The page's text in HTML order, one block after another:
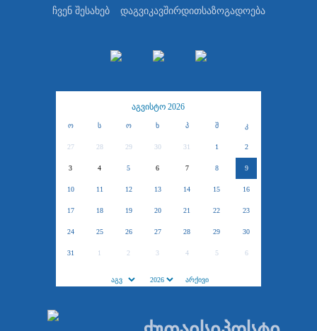
ჩვენ შესახებ დაგვიკავშირდითსაზოგადოება
აგვისტო 2026
ო ს ო ხ პ შ კ
27 28 29 30 31 1 2
3 4 5 6 7 8 9
10 11 12 13 14 15 16
17 18 19 20 21 22 23
24 25 26 27 28 29 30
31 1 2 3 4 5 6